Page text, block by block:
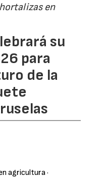
en
su
para
de la
agricultura·